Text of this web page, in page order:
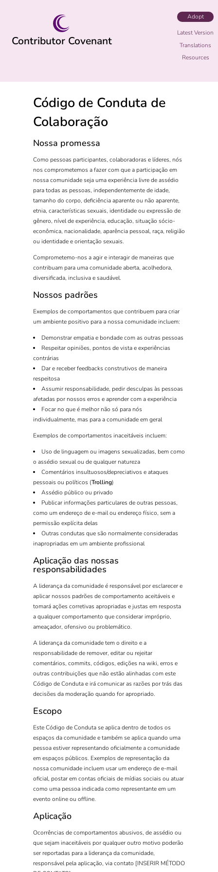
Contributor Covenant
Código de Conduta de
Colaboração
Nossa promessa
Como pessoas participantes, colaboradoras e líderes, nós
nos comprometemos a fazer com que a participação em
nossa comunidade seja uma experiência livre de assédio
para todas as pessoas, independentemente de idade,
tamanho do corpo, deficiência aparente ou não aparente,
etnia, características sexuais, identidade ou expressão de
gênero, nível de experiência, educação, situação sócio-
econômica, nacionalidade, aparência pessoal, raça, religião
ou identidade e orientação sexuais.
Comprometemo-nos a agir e interagir de maneiras que
contribuam para uma comunidade aberta, acolhedora,
diversificada, inclusiva e saudável.
Nossos padrões
Exemplos de comportamentos que contribuem para criar
um ambiente positivo para a nossa comunidade incluem:
Demonstrar empatia e bondade com as outras pessoas
Respeitar opiniões, pontos de vista e experiências
contrárias
Dar e receber feedbacks construtivos de maneira
respeitosa
Assumir responsabilidade, pedir desculpas às pessoas
afetadas por nossos erros e aprender com a experiência
Focar no que é melhor não só para nós
individualmente, mas para a comunidade em geral
Exemplos de comportamentos inaceitáveis incluem:
Uso de linguagem ou imagens sexualizadas, bem como
o assédio sexual ou de qualquer natureza
Comentários insultuosos/depreciativos e ataques
pessoais ou políticos (Trolling)
Assédio público ou privado
Publicar informações particulares de outras pessoas,
como um endereço de e-mail ou endereço físico, sem a
permissão explícita delas
Outras condutas que são normalmente consideradas
inapropriadas em um ambiente profissional
Aplicação das nossas
responsabilidades
A liderança da comunidade é responsável por esclarecer e
aplicar nossos padrões de comportamento aceitáveis e
tomará ações corretivas apropriadas e justas em resposta
a qualquer comportamento que considerar impróprio,
ameaçador, ofensivo ou problemático.
A liderança da comunidade tem o direito e a
responsabilidade de remover, editar ou rejeitar
comentários, commits, códigos, edições na wiki, erros e
outras contribuições que não estão alinhadas com este
Código de Conduta e irá comunicar as razões por trás das
decisões da moderação quando for apropriado.
Escopo
Este Código de Conduta se aplica dentro de todos os
espaços da comunidade e também se aplica quando uma
pessoa estiver representando oficialmente a comunidade
em espaços públicos. Exemplos de representação da
nossa comunidade incluem usar um endereço de e-mail
oficial, postar em contas oficiais de mídias sociais ou atuar
como uma pessoa indicada como representante em um
evento online ou offline.
Aplicação
Ocorrências de comportamentos abusivos, de assédio ou
que sejam inaceitáveis por qualquer outro motivo poderão
ser reportadas para a liderança da comunidade,
responsável pela aplicação, via contato [INSERIR MÉTODO
Adopt
Latest Version
Translations
Resources